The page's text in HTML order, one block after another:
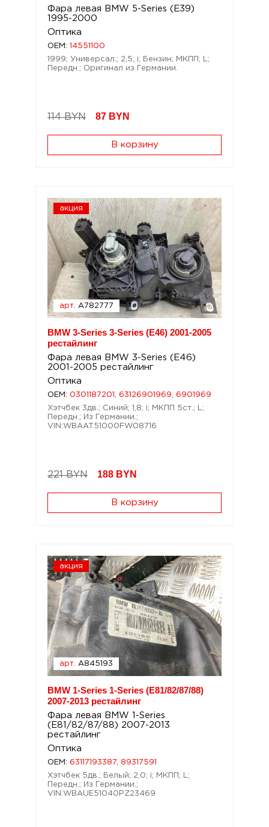
Фара левая BMW 5-Series (E39)
1995-2000
Оптика
OEM: 14551100
1999; Универсал.; 2,5; i; Бензин; МКПП; L;
Передн.; Оригинал из Германии.
114 BYN 87 BYN
В корзину
акция
арт. A782777
BMW 3-Series 3-Series (E46) 2001-2005
рестайлинг
Фара левая BMW 3-Series (E46)
2001-2005 рестайлинг
Оптика
OEM: 0301187201, 63126901969, 6901969
Хэтчбек 3дв.; Синий; 1,8; i; МКПП 5ст.; L;
Передн.; Из Германии.;
VIN:WBAAT51000FW08716
221 BYN 188 BYN
В корзину
акция
арт. A845193
BMW 1-Series 1-Series (E81/82/87/88)
2007-2013 рестайлинг
Фара левая BMW 1-Series
(E81/82/87/88) 2007-2013
рестайлинг
Оптика
OEM: 63117193387, 89317591
Хэтчбек 5дв.; Белый; 2,0; i; МКПП; L;
Передн.; Из Германии.;
VIN:WBAUE51040PZ23469